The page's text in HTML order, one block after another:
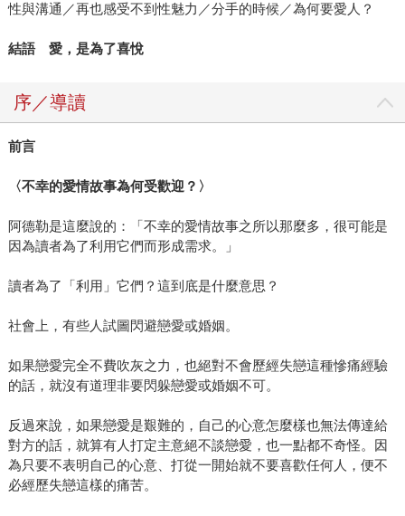
性與溝通／再也感受不到性魅力／分手的時候／為何要愛人？
結語 愛，是為了喜悅
序／導讀
前言
〈不幸的愛情故事為何受歡迎？〉
阿德勒是這麼說的：「不幸的愛情故事之所以那麼多，很可能是
因為讀者為了利用它們而形成需求。」
讀者為了「利用」它們？這到底是什麼意思？
社會上，有些人試圖閃避戀愛或婚姻。
如果戀愛完全不費吹灰之力，也絕對不會歷經失戀這種慘痛經驗
的話，就沒有道理非要閃躲戀愛或婚姻不可。
反過來說，如果戀愛是艱難的，自己的心意怎麼樣也無法傳達給
對方的話，就算有人打定主意絕不談戀愛，也一點都不奇怪。因
為只要不表明自己的心意、打從一開始就不要喜歡任何人，便不
必經歷失戀這樣的痛苦。